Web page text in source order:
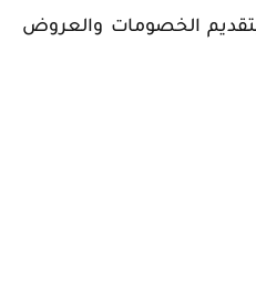
بتقديم الخصومات والعروض